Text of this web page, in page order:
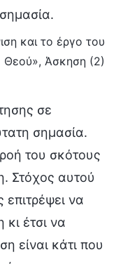
και το έργο του
Θεού», Άσκηση (2)
σε
σημασία.
του σκότους
Στόχος αυτού
επιτρέψει να
έτσι να
είναι κάτι που